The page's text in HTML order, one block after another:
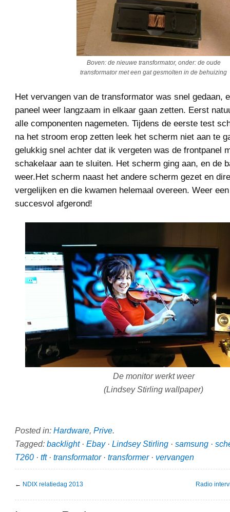
Boven: de nieuwe transformator, onder: de oude
transformator met een gat gesmolten in de behuizing
Het vervangen van de transformator was snel gedaan,
paneel weer langzaam in elkaar gaan zetten. Eerst
alle componenten nagemeten. Tijdens de eerste test
na het stroom erop zetten leek het scherm niet aan te
gelukkig snel achter dat ik vergeten was de frontpanel
schakelaar aan te sluiten. Het scherm ging aan, en de
weer.Het scherm naast het andere scherm gezet en
vergelijken en die kwamen helemaal overeen. Weer
succesvol afgerond!
De monitor werkt weer
(Lindsey Stirling wallpaper)
Posted in: Hardware, Prive.
Tagged: backlight· Ebay· Lindsey Stirling · samsung ·
T260 · tft· transformator· transformer· vervangen
← NDIX relatiedag 2013 Radio